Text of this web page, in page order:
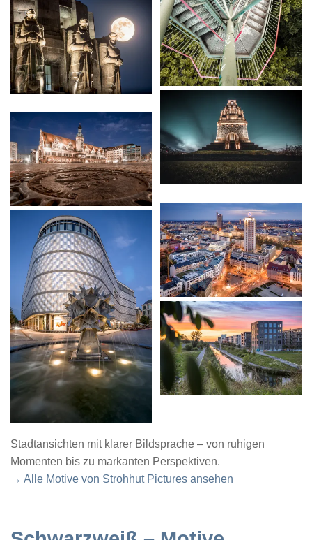
Stadtansichten mit klarer Bildsprache – von ruhigen
Momenten bis zu markanten Perspektiven.
→ Alle Motive von Strohhut Pictures ansehen